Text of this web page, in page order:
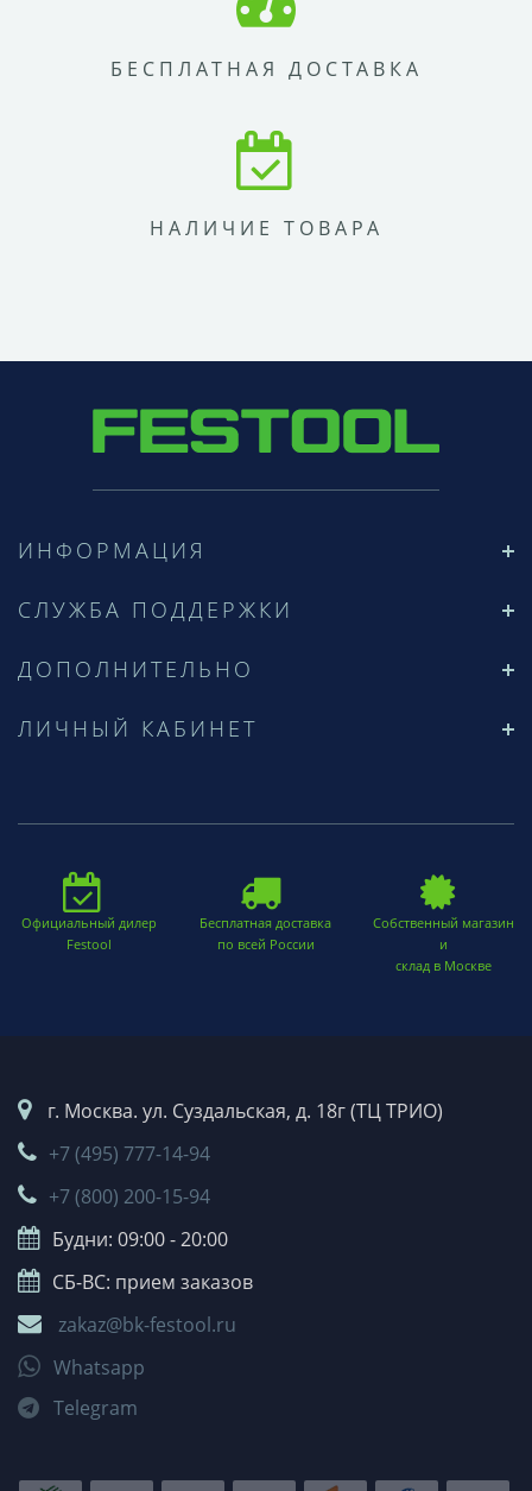
БЕСПЛАТНАЯ ДОСТАВКА
НАЛИЧИЕ ТОВАРА
ИНФОРМАЦИЯ
СЛУЖБА ПОДДЕРЖКИ
ДОПОЛНИТЕЛЬНО
ЛИЧНЫЙ КАБИНЕТ
Официальный дилер
Festool
Бесплатная доставка
по всей России
Собственный магазин
и
склад в Москве
г. Москва. ул. Суздальская, д. 18г (ТЦ ТРИО)
+7 (495) 777-14-94
+7 (800) 200-15-94
Будни: 09:00 - 20:00
СБ-ВС: прием заказов
zakaz@bk-festool.ru
Whatsapp
Telegram